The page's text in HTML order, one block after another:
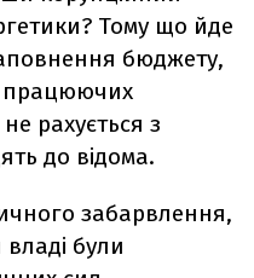
Тому що йде
бюджету,
працюючих
рахується з
до відома.
забарвлення,
були